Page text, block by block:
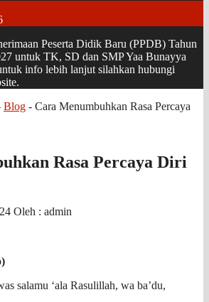
Peserta Didik Baru (PPDB) Tahun
untuk TK, SD dan SMP Yaa Bunayya
info lebih lanjut silahkan hubungi
Blog - Cara Menumbuhkan Rasa Percaya
Rasa Percaya Diri
Oleh : admin
salamu ‘ala Rasulillah, wa ba’du,